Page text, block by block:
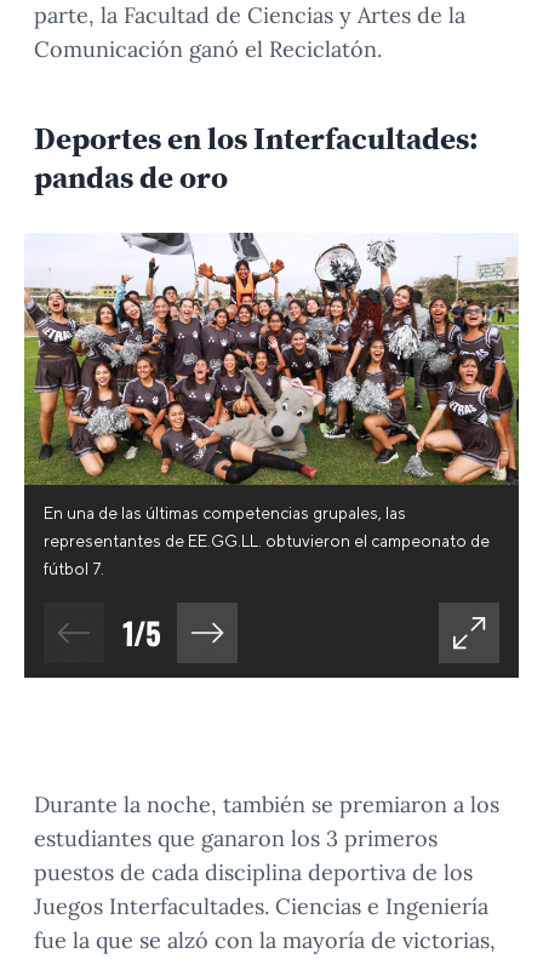
parte, la Facultad de Ciencias y Artes de la
Comunicación ganó el Reciclatón.
Deportes en los Interfacultades:
pandas de oro
En una de las últimas competencias grupales, las
representantes de EE.GG.LL. obtuvieron el campeonato de
fútbol 7.
1/5
Durante la noche, también se premiaron a los
estudiantes que ganaron los 3 primeros
puestos de cada disciplina deportiva de los
Juegos Interfacultades. Ciencias e Ingeniería
fue la que se alzó con la mayoría de victorias,